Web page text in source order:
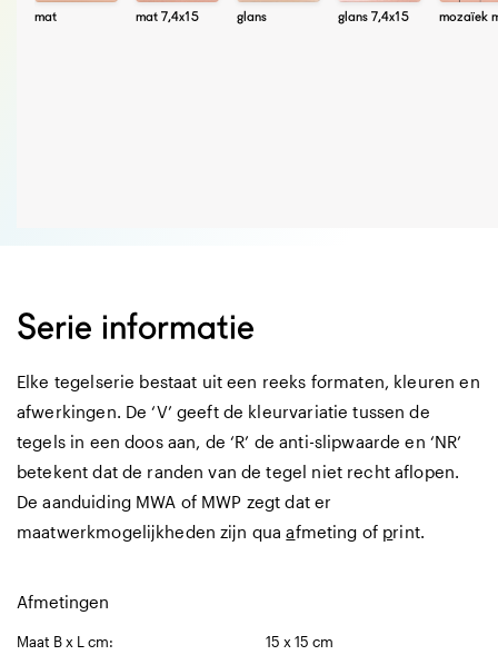
mat mat 7,4x15 glans glans 7,4x15 mozaïek
Serie informatie
Elke tegelserie bestaat uit een reeks formaten, kleuren en
afwerkingen. De ‘V’ geeft de kleurvariatie tussen de
tegels in een doos aan, de ‘R’ de anti-slipwaarde en ‘NR’
betekent dat de randen van de tegel niet recht aflopen.
De aanduiding MWA of MWP zegt dat er
maatwerkmogelijkheden zijn quaafmeting of print.
Afmetingen
Maat B x L cm: 15 x 15 cm